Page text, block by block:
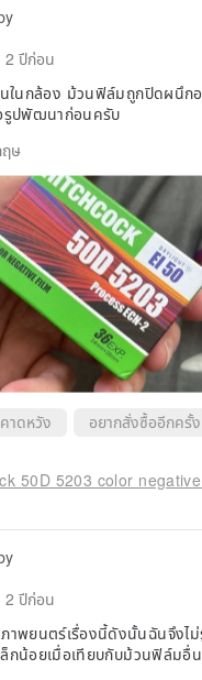
2 ปีก่อน
ในกล้อง ม้วนฟิล์มถูกปิดผนึก
รูปพัฒนาก่อนครับ
ฤษ
าดหวัง อยากสั่งซื้ออีกครั้ง
50D 5203 color
2 ปีก่อน
าพยนตร์เรื่องนี้ดังนั้นฉันจึงไ
ล็กน้อยเมื่อเทียบกับม้วนฟิล์มอื่